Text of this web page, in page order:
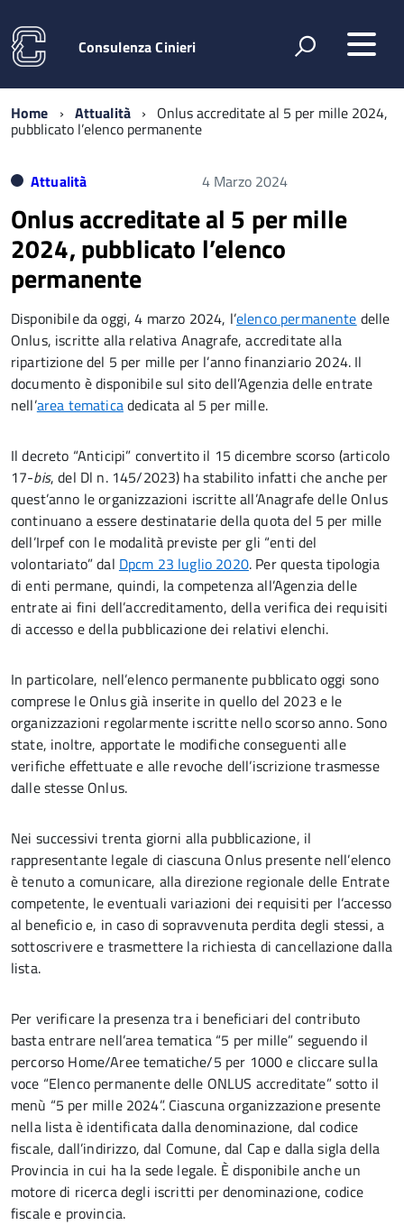
Consulenza Cinieri
Home Attualità Onlus accreditate al 5 per mille 2024,
pubblicato l’elenco permanente
Attualità 4 Marzo 2024
Onlus accreditate al 5 per mille
2024, pubblicato l’elenco
permanente
Disponibile da oggi, 4 marzo 2024, l’elenco permanente delle
Onlus, iscritte alla relativa Anagrafe, accreditate alla
ripartizione del 5 per mille per l’anno finanziario 2024. Il
documento è disponibile sul sito dell’Agenzia delle entrate
nell’area tematicadedicata al 5 per mille.
Il decreto “Anticipi” convertito il 15 dicembre scorso (articolo
17-bis, del Dl n. 145/2023) ha stabilito infatti che anche per
quest’anno le organizzazioni iscritte all’Anagrafe delle Onlus
continuano a essere destinatarie della quota del 5 per mille
dell’Irpef con le modalità previste per gli “enti del
volontariato” dal Dpcm 23 luglio 2020. Per questa tipologia
di enti permane, quindi, la competenza all’Agenzia delle
entrate ai fini dell’accreditamento, della verifica dei requisiti
di accesso e della pubblicazione dei relativi elenchi.
In particolare, nell’elenco permanente pubblicato oggi sono
comprese le Onlus già inserite in quello del 2023 e le
organizzazioni regolarmente iscritte nello scorso anno. Sono
state, inoltre, apportate le modifiche conseguenti alle
verifiche effettuate e alle revoche dell’iscrizione trasmesse
dalle stesse Onlus.
Nei successivi trenta giorni alla pubblicazione, il
rappresentante legale di ciascuna Onlus presente nell’elenco
è tenuto a comunicare, alla direzione regionale delle Entrate
competente, le eventuali variazioni dei requisiti per l’accesso
al beneficio e, in caso di sopravvenuta perdita degli stessi, a
sottoscrivere e trasmettere la richiesta di cancellazione dalla
lista.
Per verificare la presenza tra i beneficiari del contributo
basta entrare nell’area tematica “5 per mille” seguendo il
percorso Home/Aree tematiche/5 per 1000 e cliccare sulla
voce “Elenco permanente delle ONLUS accreditate” sotto il
menù “5 per mille 2024”. Ciascuna organizzazione presente
nella lista è identificata dalla denominazione, dal codice
fiscale, dall’indirizzo, dal Comune, dal Cap e dalla sigla della
Provincia in cui ha la sede legale. È disponibile anche un
motore di ricerca degli iscritti per denominazione, codice
fiscale e provincia.